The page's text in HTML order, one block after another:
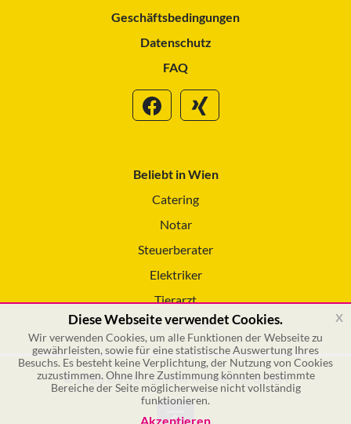
Geschäftsbedingungen
Datenschutz
FAQ
Beliebt in Wien
Catering
Notar
Steuerberater
Elektriker
Tierarzt
Reinigungsservice
© 2026 GSOL – Online Marketing GmbH
Diese Webseite verwendet Cookies.
Wir verwenden Cookies, um alle Funktionen der Webseite zu
gewährleisten, sowie für eine statistische Auswertung Ihres
Besuchs. Es besteht keine Verplichtung, der Nutzung von Cookies
zuzustimmen. Ohne Ihre Zustimmung könnten bestimmte
Bereiche der Seite möglicherweise nicht vollständig
funktionieren.
Akzeptieren
x